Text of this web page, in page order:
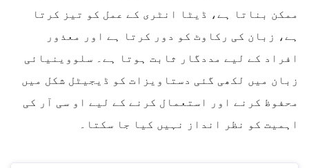
ممکن بناتا ہے، ڈیٹا انٹری کے عمل کو تیز کرتا
ہے، زبان کی رکاوٹ کو دور کرتا ہے اور معذور
افراد کے لیے مددگار ثابت ہوتا ہے۔ سلووینیائی
زبان میں لکھی گئی دستاویزات کو ڈیجیٹل شکل میں
محفوظ کرنے اور استعمال کرنے کے لیے او سی آر کی
اہمیت کو نظر انداز نہیں کیا جا سکتا۔